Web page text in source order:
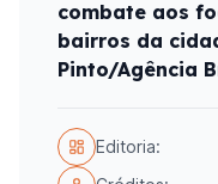
combate aos
bairros da
Pinto/Agência
Editoria: